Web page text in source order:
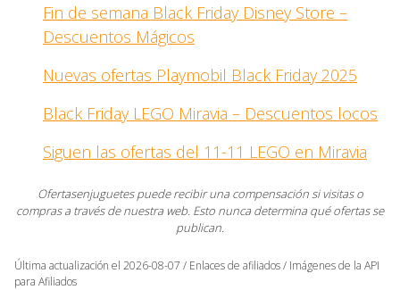
Fin de semana Black Friday Disney Store –
Descuentos Mágicos
Nuevas ofertas Playmobil Black Friday 2025
Black Friday LEGO Miravia – Descuentos locos
Siguen las ofertas del 11-11 LEGO en Miravia
Ofertasenjuguetes puede recibir una compensación si visitas o
compras a través de nuestra web. Esto nunca determina qué ofertas se
publican.
Última actualización el 2026-08-07 / Enlaces de afiliados / Imágenes de la API
para Afiliados